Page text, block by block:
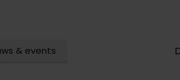
& events